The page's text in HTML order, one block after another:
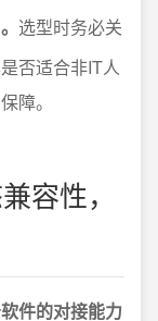
选型时务必关
否适合非IT人
障。
容性，
件的对接能力